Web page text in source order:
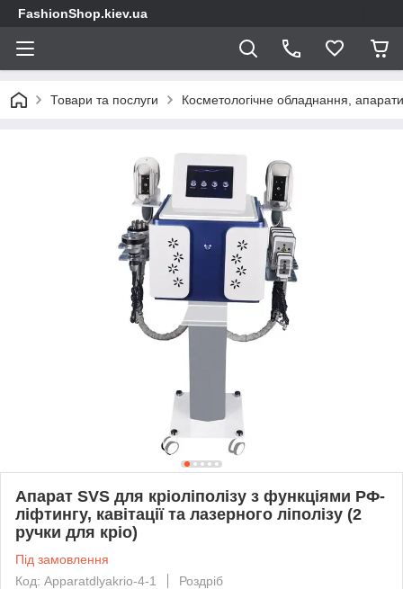
FashionShop.kiev.ua
Товари та послуги Косметологічне обладнання,
Апарат SVS для кріоліполізу з функціями РФ-
ліфтингу, кавітації та лазерного ліполізу (2
ручки для кріо)
Під замовлення
Код: Apparatdlyakrio-4-1
Роздріб